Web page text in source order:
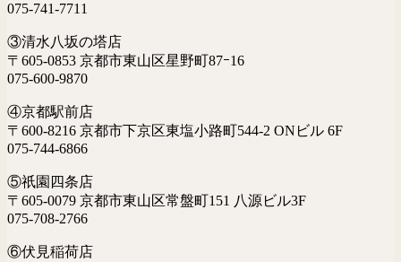
075-741-7711
③清水八坂の塔店
〒605-0853 京都市東山区星野町87ｰ16
075-600-9870
④京都駅前店
〒600-8216 京都市下京区東塩小路町544-2 ONビル 6F
075-744-6866
⑤祇園四条店
〒605-0079 京都市東山区常盤町151 八源ビル3F
075-708-2766
⑥伏見稲荷店